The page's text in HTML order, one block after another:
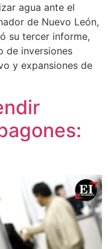
agua ante el
de Nuevo León,
su tercer informe,
de inversiones
y expansiones de